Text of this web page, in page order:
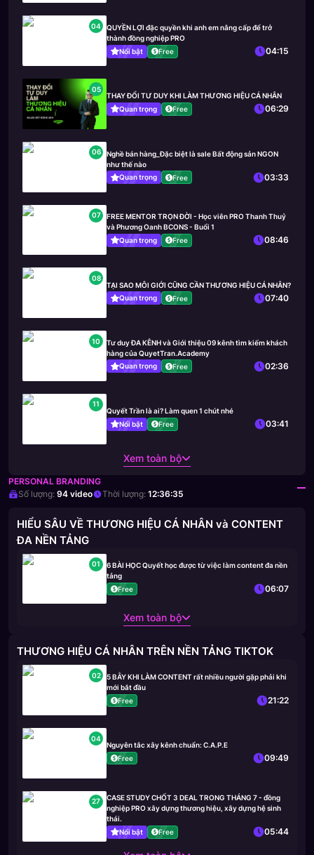
04
QUYỀN LỢI đặc quyền khi anh em nâng cấp để trở
thành đồng nghiệp PRO
Nổi bật
Free 04:15
05
THAY ĐỔI TƯ DUY KHI LÀM THƯƠNG HIỆU CÁ NHÂN
Quan trọng
Free 06:29
06
Nghề bán hàng_Đặc biệt là sale Bất động sản NGON
như thế nào
Quan trọng
Free 03:33
07
FREE MENTOR TRỌN ĐỜI - Học viên PRO Thanh Thuỷ
và Phương Oanh BCONS - Buổi 1
Quan trọng
Free 08:46
08
TẠI SAO MÔI GIỚI CŨNG CẦN THƯƠNG HIỆU CÁ NHÂN?
Quan trọng
Free 07:40
10
Tư duy ĐA KÊNH và Giới thiệu 09 kênh tìm kiếm khách
hàng của QuyetTran.Academy
Quan trọng
Free 02:36
11
Quyết Trần là ai? Làm quen 1 chút nhé
Nổi bật
Free 03:41
Xem toàn bộ
PERSONAL BRANDING
Số lượng: 94 video Thời lượng: 12:36:35
HIỂU SÂU VỀ THƯƠNG HIỆU CÁ NHÂN và CONTENT
ĐA NỀN TẢNG
01
6 BÀI HỌC Quyết học được từ việc làm content đa nền
tảng
Free
06:07
Xem toàn bộ
THƯƠNG HIỆU CÁ NHÂN TRÊN NỀN TẢNG TIKTOK
02
5 BẪY KHI LÀM CONTENT rất nhiều người gặp phải khi
mới bắt đầu
Free
21:22
04
Nguyên tắc xây kênh chuẩn: C.A.P.E
Free
09:49
27
CASE STUDY CHỐT 3 DEAL TRONG THÁNG 7 - đồng
nghiệp PRO xây dựng thương hiệu, xây dựng hệ sinh
thái.
Nổi bật
Free 05:44